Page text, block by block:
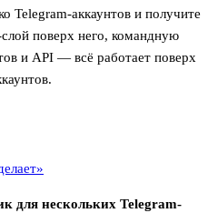
Telegram-аккаунтов и получите
поверх него, командную
и API — всё работает поверх
для нескольких Telegram-